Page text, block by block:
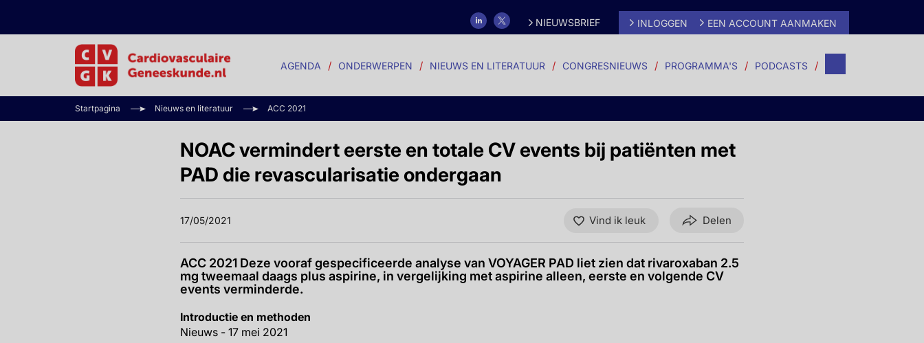
NIEUWSBRIEF INLOGGEN EEN ACCOUNT AANMAKEN
AGENDA ONDERWERPEN NIEUWS EN LITERATUUR CONGRESNIEUWS PROGRAMMA'S PODCASTS
Startpagina Nieuws en literatuur ACC 2021
NOAC vermindert eerste en totale CV events bij patiënten met
PAD die revascularisatie ondergaan
17/05/2021 Vind ik leuk Delen
ACC 2021 Deze vooraf gespecificeerde analyse van VOYAGER PAD liet zien dat rivaroxaban 2.5
mg tweemaal daags plus aspirine, in vergelijking met aspirine alleen, eerste en volgende CV
events verminderde.
Introductie en methoden
Nieuws - 17 mei 2021